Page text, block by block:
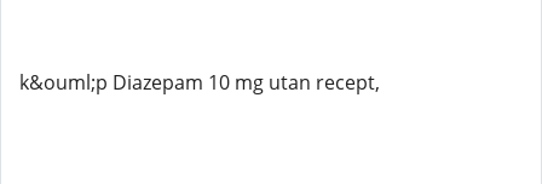
k&ouml;p Diazepam 10 mg utan recept,